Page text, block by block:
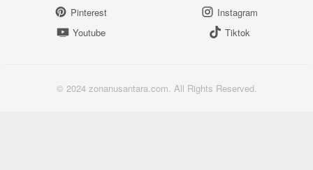
Pinterest
Instagram
Youtube
Tiktok
© 2024 zonanusantara.com. All Rights Reserved.